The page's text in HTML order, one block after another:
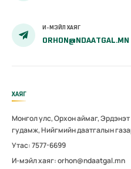
И-МЭЙЛ ХАЯГ
ORHON@NDAATGAL.MN
ХАЯГ
Монгол улс, Орхон аймаг, Эрдэнэт
гудамж, Нийгмийн даатгалын
Утас: 7577-6699
И-мэйл хаяг: orhon@ndaatgal.mn